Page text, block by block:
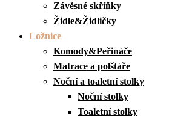
Závěsné skříňky
Židle&Židličky
Ložnice
Komody&Peřináče
Matrace a polštáře
Noční a toaletní stolky
Noční stolky
Toaletní stolky